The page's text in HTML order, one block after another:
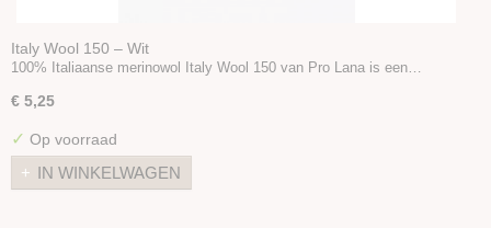
Kameel
Lama
Yak
Linnen
Bamboe
Italy Wool 150 – Wit
100% Italiaanse merinowol Italy Wool 150 van Pro Lana is een…
€ 5,25
✓ Op voorraad
IN WINKELWAGEN